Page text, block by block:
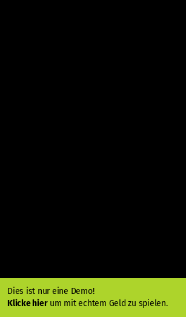
Dies ist nur eine Demo!
Klicke hierum mit echtem Geld zu spielen.